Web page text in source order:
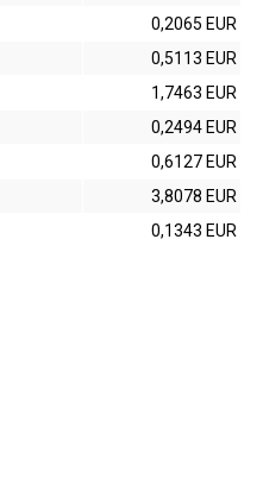
0,2065 EUR
0,5113 EUR
1,7463 EUR
0,2494 EUR
0,6127 EUR
3,8078 EUR
0,1343 EUR